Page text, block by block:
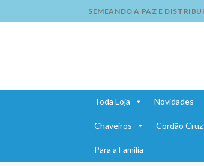
to
SEMEANDO A PAZ E
Toda Loja Novidades
Chaveiros Cordão Cruz
Para a Família